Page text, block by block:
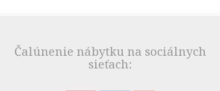
Čalúnenie nábytku na sociálnych
sieťach: